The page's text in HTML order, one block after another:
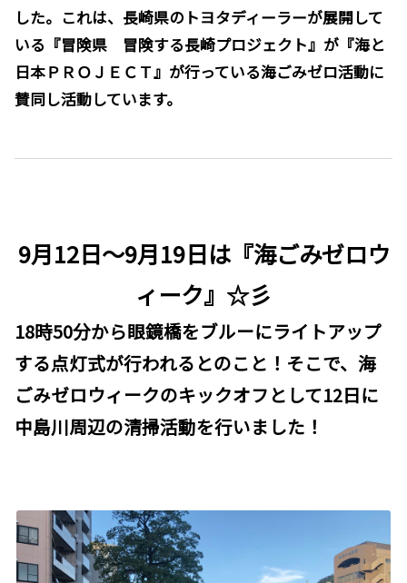
した。これは、長崎県のトヨタディーラーが展開して
いる『冒険県 冒険する長崎プロジェクト』が『海と
日本ＰＲＯＪＥＣＴ』が行っている海ごみゼロ活動に
賛同し活動しています。
9月12日～9月19日は『海ごみゼロウ
ィーク』☆彡
18時50分から眼鏡橋をブルーにライトアップ
する点灯式が行われるとのこと！そこで、海
ごみゼロウィークのキックオフとして12日に
中島川周辺の清掃活動を行いました！